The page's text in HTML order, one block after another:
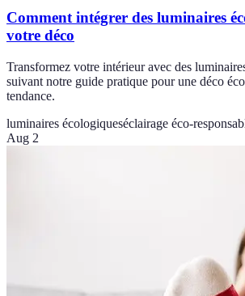
Comment intégrer des luminaires
votre déco
Transformez votre intérieur avec des
suivant notre guide pratique pour une déco
tendance.
luminaires écologiqueséclairage éco-
Aug 2